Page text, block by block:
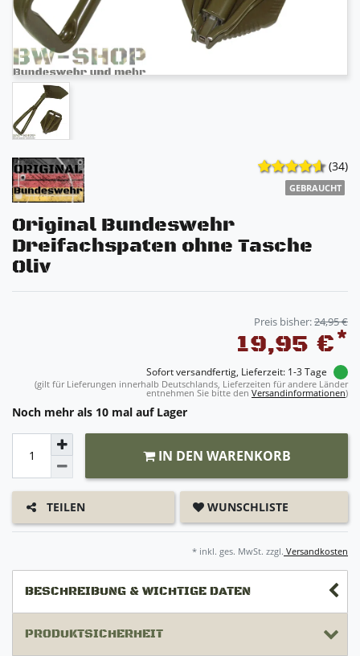
(34)
GEBRAUCHT
Original Bundeswehr
Dreifachspaten ohne Tasche
Oliv
Preis bisher:24,95 €
19,95 €*
Sofort versandfertig, Lieferzeit: 1-3 Tage
(gilt für Lieferungen innerhalb Deutschlands, Lieferzeiten für andere Länder
entnehmen Sie bitte den Versandinformationen)
Noch mehr als 10 mal auf Lager
IN DEN WARENKORB
TEILEN WUNSCHLISTE
* inkl. ges. MwSt. zzgl. Versandkosten
BESCHREIBUNG & WICHTIGE DATEN
PRODUKTSICHERHEIT